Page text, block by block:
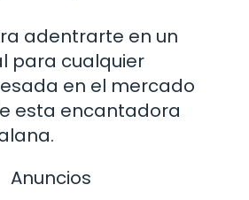
adentrarte en un
para cualquier
en el mercado
esta encantadora
Anuncios